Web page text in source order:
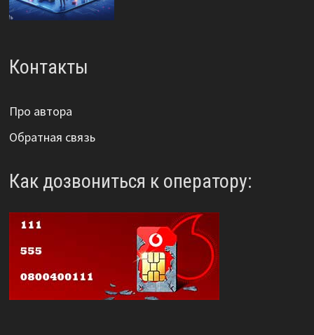
Контакты
Про автора
Обратная связь
Как дозвониться к оператору: